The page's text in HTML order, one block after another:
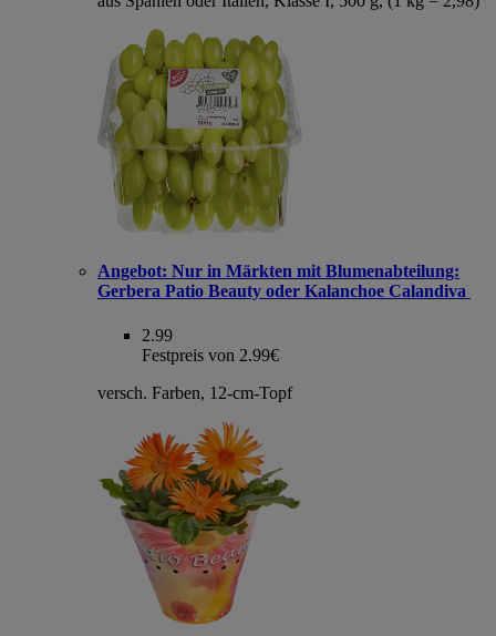
Angebot: Nur in Märkten mit Blumenabteilung:
Gerbera Patio Beauty oder Kalanchoe Calandiva
2.99
Festpreis von 2.99€
versch. Farben, 12-cm-Topf